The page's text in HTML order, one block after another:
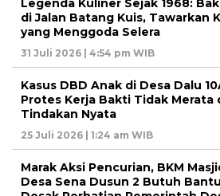
Legenda Kuliner Sejak 1968:
di Jalan Batang Kuis, Tawarkan
yang Menggoda Selera
31 Juli 2026 | 4:54 pm WIB
Kasus DBD Anak di Desa Dalu
Protes Kerja Bakti Tidak Merata
Tindakan Nyata
25 Juli 2026 | 1:24 am WIB
Marak Aksi Pencurian, BKM
Desa Sena Dusun 2 Butuh